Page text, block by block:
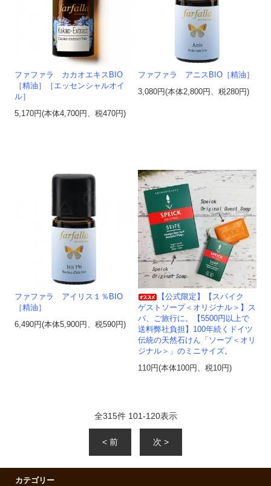
ファファラ カカオエキスBIO
［精油］［エッセンシャルオイ
ル］
5,170円(本体4,700円、税470円)
ファファラ アニスBIO［精油］
3,080円(本体2,800円、税280円)
ファファラ アイリス１％BIO
［精油］
6,490円(本体5,900円、税590円)
【公式限定】【スパイク
ゲストソープ＜オリジナル＞】ス
パ、ご旅行に。【5500円以上で
送料弊社負担】100年続くドイツ
伝統の天然石けん「ソープ＜オリ
ジナル＞」のミニサイズ。
110円(本体100円、税10円)
全315件 101-120表示
< 前 次 >
カテゴリー